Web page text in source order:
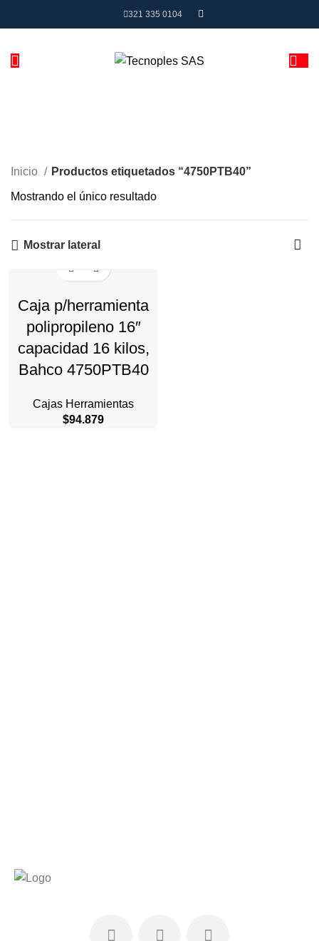
321 335 0104
Inicio Productos etiquetados “4750PTB40”
Mostrando el único resultado
Mostrar lateral
Caja p/herramienta
polipropileno 16″
capacidad 16 kilos,
Bahco 4750PTB40
Cajas Herramientas
$94.879